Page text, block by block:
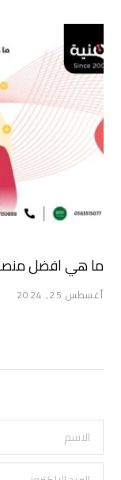
ما هي افضل منصة
أغسطس 25, 2024